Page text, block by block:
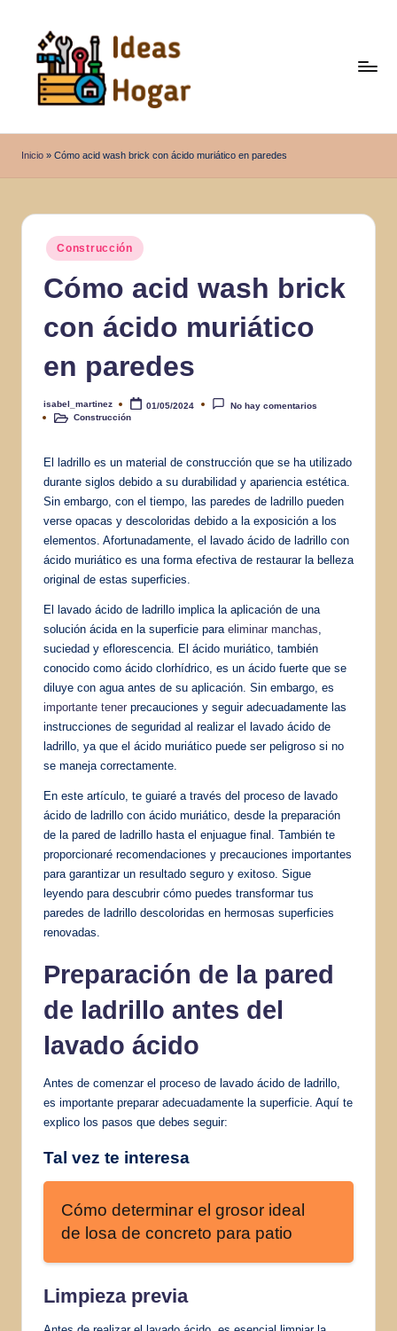
contenido
d
e
a
Inicio » Cómo acid wash brick con ácido muriático en paredes
Publicado
en
Construcción
Cómo acid wash brick
con ácido muriático
en paredes
Publicado
por
isabel_martinez 01/05/2024
No hay comentarios
PublicadoConstrucción
El ladrillo es un material de construcción que se ha utilizado
durante siglos debido a su durabilidad y apariencia estética.
Sin embargo, con el tiempo, las paredes de ladrillo pueden
verse opacas y descoloridas debido a la exposición a los
elementos. Afortunadamente, el lavado ácido de ladrillo con
ácido muriático es una forma efectiva de restaurar la belleza
original de estas superficies.
El lavado ácido de ladrillo implica la aplicación de una
solución ácida en la superficie para eliminar manchas
suciedad y eflorescencia. El ácido muriático, también
conocido como ácido clorhídrico, es un ácido fuerte que se
diluye con agua antes de su aplicación. Sin embargo, es
importante tener precauciones y seguir adecuadamente las
instrucciones de seguridad al realizar el lavado ácido de
ladrillo, ya que el ácido muriático puede ser peligroso si no
se maneja correctamente.
En este artículo, te guiaré a través del proceso de lavado
ácido de ladrillo con ácido muriático, desde la preparación
de la pared de ladrillo hasta el enjuague final. También te
proporcionaré recomendaciones y precauciones importantes
para garantizar un resultado seguro y exitoso. Sigue
leyendo para descubrir cómo puedes transformar tus
paredes de ladrillo descoloridas en hermosas superficies
renovadas.
Preparación de la pared
de ladrillo antes del
lavado ácido
Antes de comenzar el proceso de lavado ácido de ladrillo,
es importante preparar adecuadamente la superficie. Aquí te
explico los pasos que debes seguir:
Tal vez te interesa
Cómo determinar el grosor ideal
de losa de concreto para patio
Limpieza previa